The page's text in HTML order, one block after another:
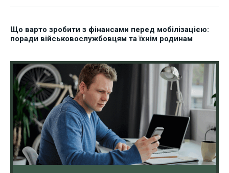
Що варто зробити з фінансами перед мобілізацією:
поради військовослужбовцям та їхнім родинам